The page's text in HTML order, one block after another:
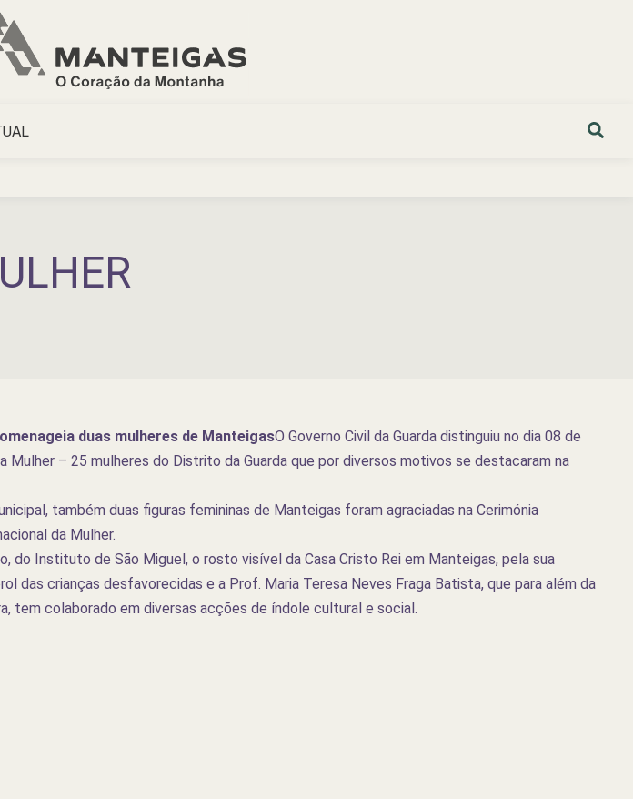
duas mulheres de ManteigasO Governo Civil da Guarda distinguiu no dia 08 de
Mulher – 25 mulheres do Distrito da Guarda que por diversos motivos se destacaram na
também duas figuras femininas de Manteigas foram agraciadas na Cerimónia
da Mulher.
do Instituto de São Miguel, o rosto visível da Casa Cristo Rei em Manteigas, pela sua
das crianças desfavorecidas e a Prof. Maria Teresa Neves FragaBatista, que para além da
tem colaborado em diversas acções de índole cultural e social.